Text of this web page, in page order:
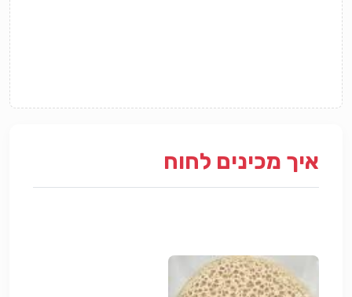
איך מכינים לחוח